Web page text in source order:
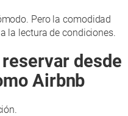
Pero la comodidad
la lectura de condiciones.
desde
Airbnb